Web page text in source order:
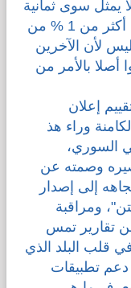
يمثل سوى ثمانية
أسماء لا تشكل، في أحسن الأحوال، أكثر من 1 % من
لأن الآخرين
أصلا بالأمر من
إعلان
وراء هذ
السوري،
وصمته عن
إلى إصدار
ومراقبة
عن تقارير تمس
قلب البلد الذي
تطبيقات